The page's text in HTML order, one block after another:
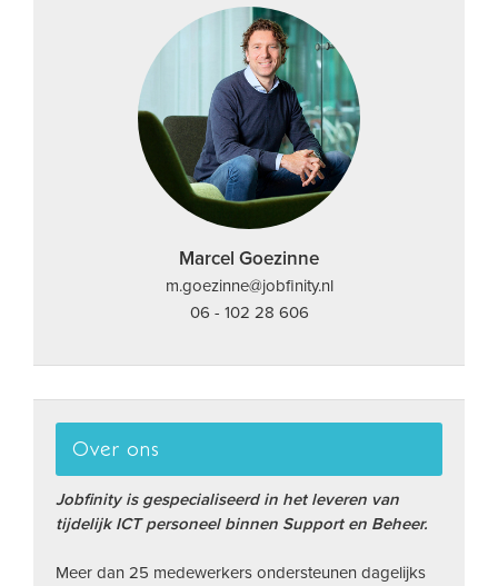
Marcel Goezinne
m.goezinne@jobfinity.nl
06 - 102 28 606
Over ons
Jobfinity is gespecialiseerd in het leveren van
tijdelijk ICT personeel binnen Support en Beheer.
Meer dan 25 medewerkers ondersteunen dagelijks